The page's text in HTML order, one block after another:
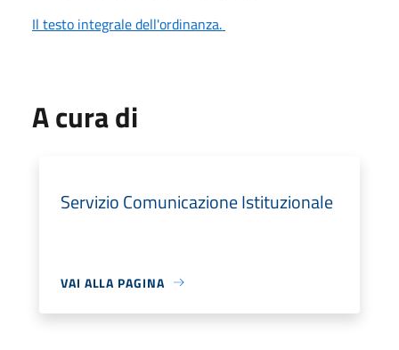
Il testo integrale dell'ordinanza.
A cura di
Servizio Comunicazione Istituzionale
VAI ALLA PAGINA